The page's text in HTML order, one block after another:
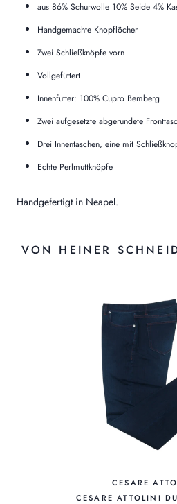
aus 86% Schurwolle 10% Seide 4%
Handgemachte Knopflöcher
Zwei Schließknöpfe vorn
Vollgefüttert
Innenfutter: 100% Cupro Bemberg
Zwei aufgesetzte abgerundete
Drei Innentaschen, eine mit
Echte Perlmuttknöpfe
Handgefertigt in Neapel.
VON HEINER
CESARE
CESARE ATTOLINI